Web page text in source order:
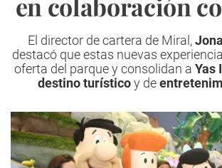
El director de cartera de Miral,
destacó que estas nuevas
oferta del parque y consolidan a Yas
destino turísticoy de